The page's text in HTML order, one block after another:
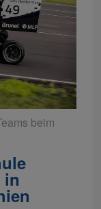
beim
in